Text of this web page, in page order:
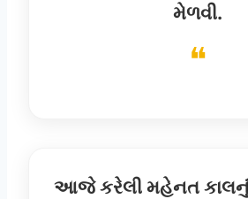
મેળવી.
આજે કરેલી મહેનત